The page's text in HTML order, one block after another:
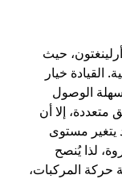
حيث
خيار
سهلة الوصول
إلا أن
مستوى
لذا يُنصح
حركة المركبات،